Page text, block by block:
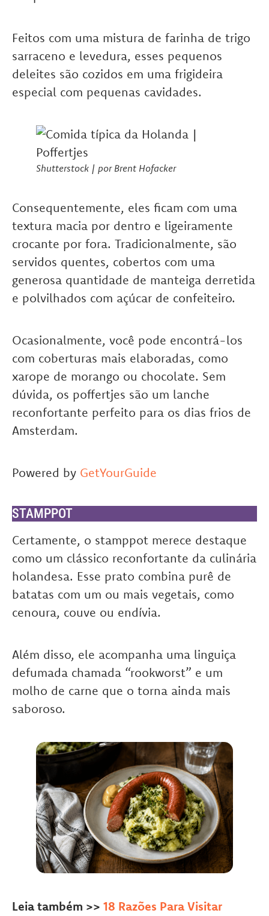
Feitos com uma mistura de farinha de trigo
sarraceno e levedura, esses pequenos
deleites são cozidos em uma frigideira
especial com pequenas cavidades.
Shutterstock | por Brent Hofacker
Consequentemente, eles ficam com uma
textura macia por dentro e ligeiramente
crocante por fora. Tradicionalmente, são
servidos quentes, cobertos com uma
generosa quantidade de manteiga derretida
e polvilhados com açúcar de confeiteiro.
Ocasionalmente, você pode encontrá-los
com coberturas mais elaboradas, como
xarope de morango ou chocolate. Sem
dúvida, os poffertjes são um lanche
reconfortante perfeito para os dias frios de
Amsterdam.
Powered by GetYourGuide
STAMPPOT
Certamente, o stamppot merece destaque
como um clássico reconfortante da culinária
holandesa. Esse prato combina purê de
batatas com um ou mais vegetais, como
cenoura, couve ou endívia.
Além disso, ele acompanha uma linguiça
defumada chamada “rookworst” e um
molho de carne que o torna ainda mais
saboroso.
Leia também >> 18 Razões Para Visitar